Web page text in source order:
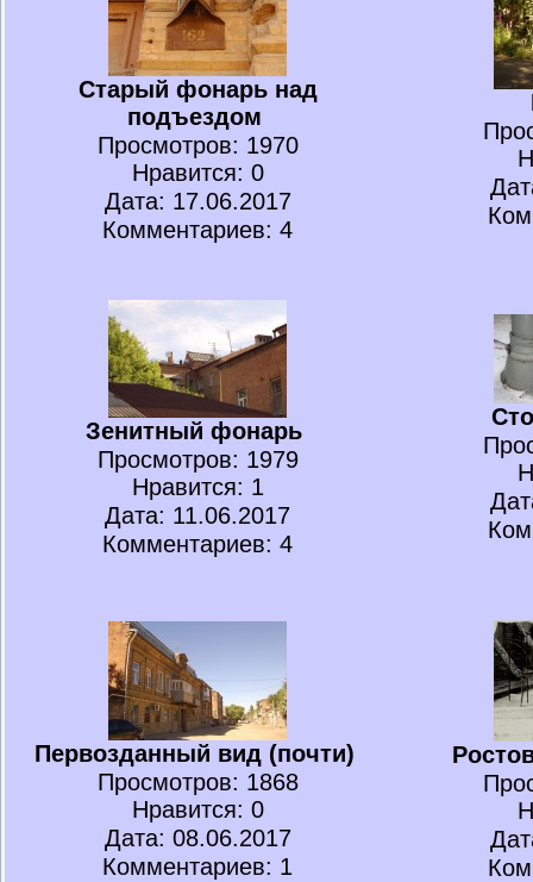
Старый фонарь над
подъездом
Просмотров: 1970
Нравится: 0
Дата: 17.06.2017
Комментариев: 4
Зенитный фонарь
Просмотров: 1979
Нравится: 1
Дата: 11.06.2017
Комментариев: 4
Первозданный вид (почти)
Просмотров: 1868
Нравится: 0
Дата: 08.06.2017
Комментариев: 1